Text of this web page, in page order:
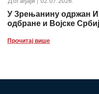
У Зрењанину одржан
одбране и Војске
Прочитај више